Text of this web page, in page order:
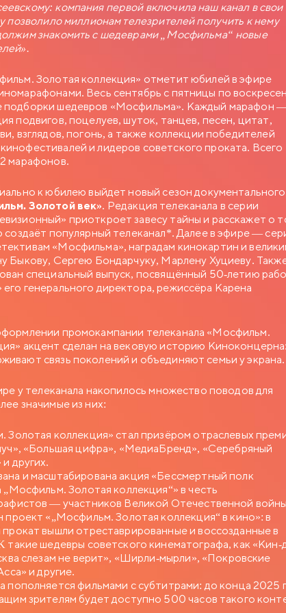
компания первой включила наш канал в свои
позволило миллионам телезрителей получить к нему
знакомить с шедеврами „Мосфильма“ новые
Золотая коллекция» отметит юбилей в эфире
Весь сентябрь с пятницы по
подборки шедевров «Мосфильма». Каждый марафон
подвигов, поцелуев, шуток, танцев, песен, цитат,
взглядов, погонь, а также коллекции победителей
и лидеров советского проката. Всего
марафонов.
к юбилею выйдет новый сезон документального
Золотой век». Редакция телеканала в серии
приоткроет завесу тайны и расскажет о
создаёт популярный телеканал*. Далее в эфире —
«Мосфильма», наградам кинокартин и
Быкову, Сергею Бондарчуку, Марлену Хуциеву.
специальный выпуск, посвящённый 50-летию
генерального директора, режиссёра Карена
промокампании телеканала «Мосфильм.
акцент сделан на вековую историю
связь поколений и объединяют семьи у экрана.
у телеканала накопилось множество поводов для
значимые из них:
Золотая коллекция» стал призёром отраслевых
«Большая цифра», «МедиаБренд», «Серебряный
других.
и масштабирована акция «Бессмертный полк
„Мосфильм. Золотая коллекция“» в честь
— участников Великой Отечественной
проект «„Мосфильм. Золотая коллекция“ в кино»: в
вышли отреставрированные и воссозданные в
такие шедевры советского кинематографа, как «Кин-
слезам не верит», «Ширли-мырли», «Покровские
и другие.
пополняется фильмами с субтитрами: до конца 2025
зрителям будет доступно 500 часов такого